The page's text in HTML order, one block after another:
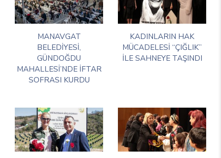
MANAVGAT
BELEDİYESİ,
GÜNDOĞDU
MAHALLESİ’NDE İFTAR
SOFRASI KURDU
KADINLARIN HAK
MÜCADELESİ “ÇIĞLIK”
İLE SAHNEYE TAŞINDI